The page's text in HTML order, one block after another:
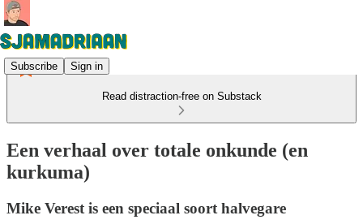
Subscribe Sign in
Read distraction-free on Substack
Een verhaal over totale onkunde (en
kurkuma)
Mike Verest is een speciaal soort halvegare